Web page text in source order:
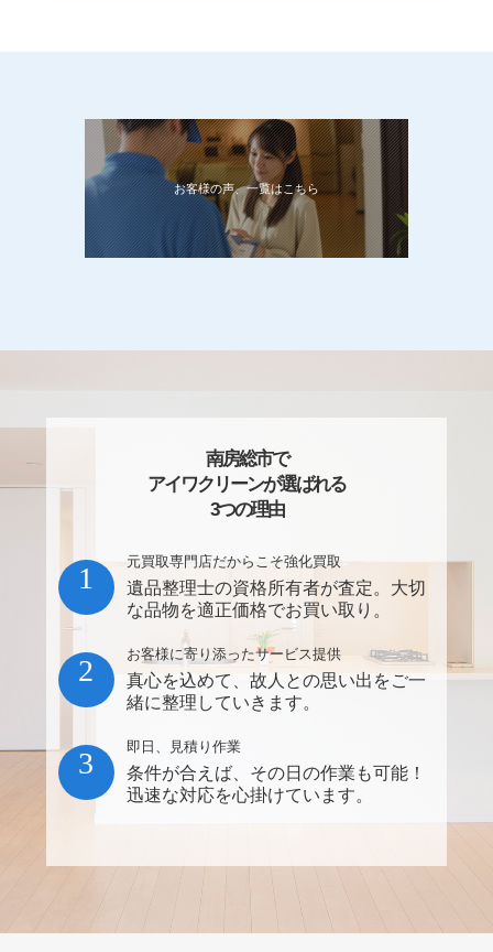
お客様の声、一覧はこちら
南房総市で
アイワクリーンが選ばれる
3つの理由
元買取専門店だからこそ強化買取
遺品整理士の資格所有者が査定。大切
な品物を適正価格でお買い取り。
1
お客様に寄り添ったサービス提供
真心を込めて、故人との思い出をご一
緒に整理していきます。
2
即日、見積り作業
条件が合えば、その日の作業も可能！
迅速な対応を心掛けています。
3